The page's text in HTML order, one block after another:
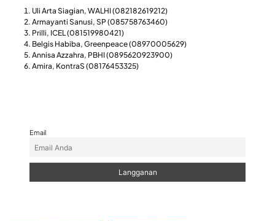
Uli Arta Siagian, WALHI (082182619212)
Armayanti Sanusi, SP (085758763460)
Prilli, ICEL (081519980421)
Belgis Habiba, Greenpeace (08970005629)
Annisa Azzahra, PBHI (0895620923900)
Amira, KontraS (08176453325)
Email